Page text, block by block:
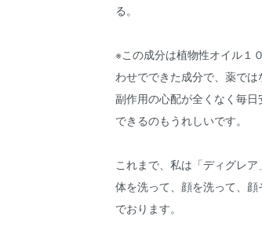
る。
※この成分は植物性オイル１
わせでできた成分で、薬では
副作用の心配が全くなく毎
できるのもうれしいです。
これまで、私は「ディグレア
体を洗って、顔を洗って、
でおります。